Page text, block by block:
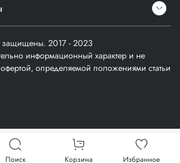
защищены. 2017 - 2023
информационный характер и не
определяемой положениями статьи
Поиск Корзина Избранное